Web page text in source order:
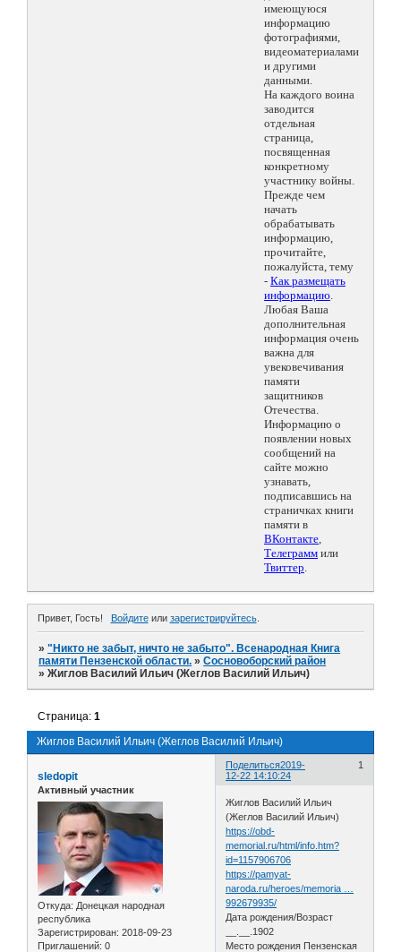
имеющуюся
информацию
фотографиями,
видеоматериалами
и другими
данными.
На каждого воина
заводится
отдельная
страница,
посвященная
конкретному
участнику войны.
Прежде чем
начать
обрабатывать
информацию,
прочитайте,
пожалуйста, тему
- Как размещать
информацию.
Любая Ваша
дополнительная
информация очень
важна для
увековечивания
памяти
защитников
Отечества.
Информацию о
появлении новых
сообщений на
сайте можно
узнавать,
подписавшись на
страничках книги
памяти в
ВКонтакте,
Телеграмм или
Твиттер.
Привет, Гость! Войдитеили зарегистрируйтесь.
»"Никто не забыт, ничто не забыто". Всенародная Книга
памяти Пензенской области. »Сосновоборский район
»Жиглов Василий Ильич (Жеглов Василий Ильич)
Жиглов Василий Ильич (Жеглов Василий Ильич)
Страница:1
Поделиться 1
2019-
12-22 14:10:24
sledopit
Активный участник
Откуда: Донецкая народная
республика
Зарегистрирован: 2018-09-23
Приглашений: 0
Жиглов Василий Ильич
(Жеглов Василий Ильич)
https://obd-
memorial.ru/html/info.htm?
id=1157906706
https://pamyat-
naroda.ru/heroes/memoria …
992679935/
Дата рождения/Возраст
__.__.1902
Место рождения Пензенская